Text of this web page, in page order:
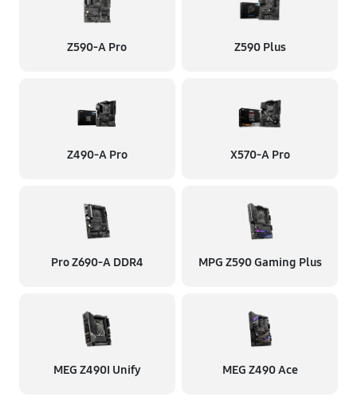
Z590-A Pro Z590 Plus
Z490-A Pro X570-A Pro
Pro Z690-A DDR4 MPG Z590 Gaming Plus
MEG Z490I Unify MEG Z490 Ace